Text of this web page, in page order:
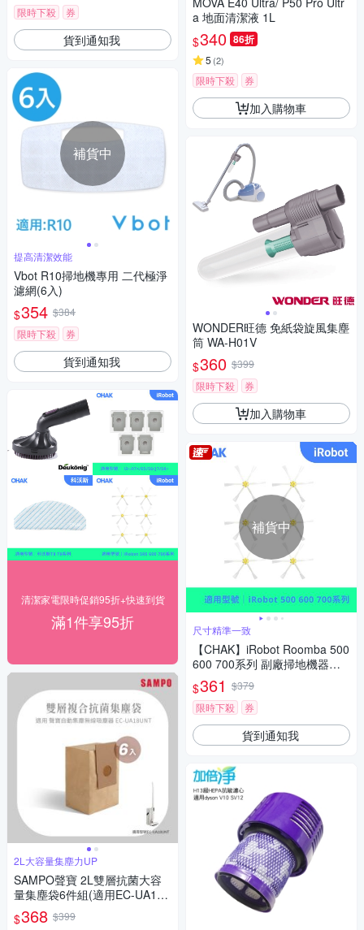
限時下殺 券
貨到通知我
補貨中
提高清潔效能
Vbot R10掃地機專用 二代極淨
濾網(6入)
$354 $384
限時下殺
券
貨到通知我
清潔家電限時促銷95折+快速到貨
滿1件享95折
2L大容量集塵力UP
SAMPO聲寶 2L雙層抗菌大容
量集塵袋6件組(適用EC-UA18U
NT)
$368 $399
a 地面清潔液 1L
$340 86折
5 (2)
限時下殺 券
加入購物車
WONDER旺德 免紙袋旋風集塵
筒 WA-H01V
$360 $399
限時下殺
券
加入購物車
補貨中
尺寸精準一致
【CHAK】iRobot Roomba 500
600 700系列 副廠掃地機器人
配件耗材超值組(邊刷6入組)
$361 $379
限時下殺
券
貨到通知我